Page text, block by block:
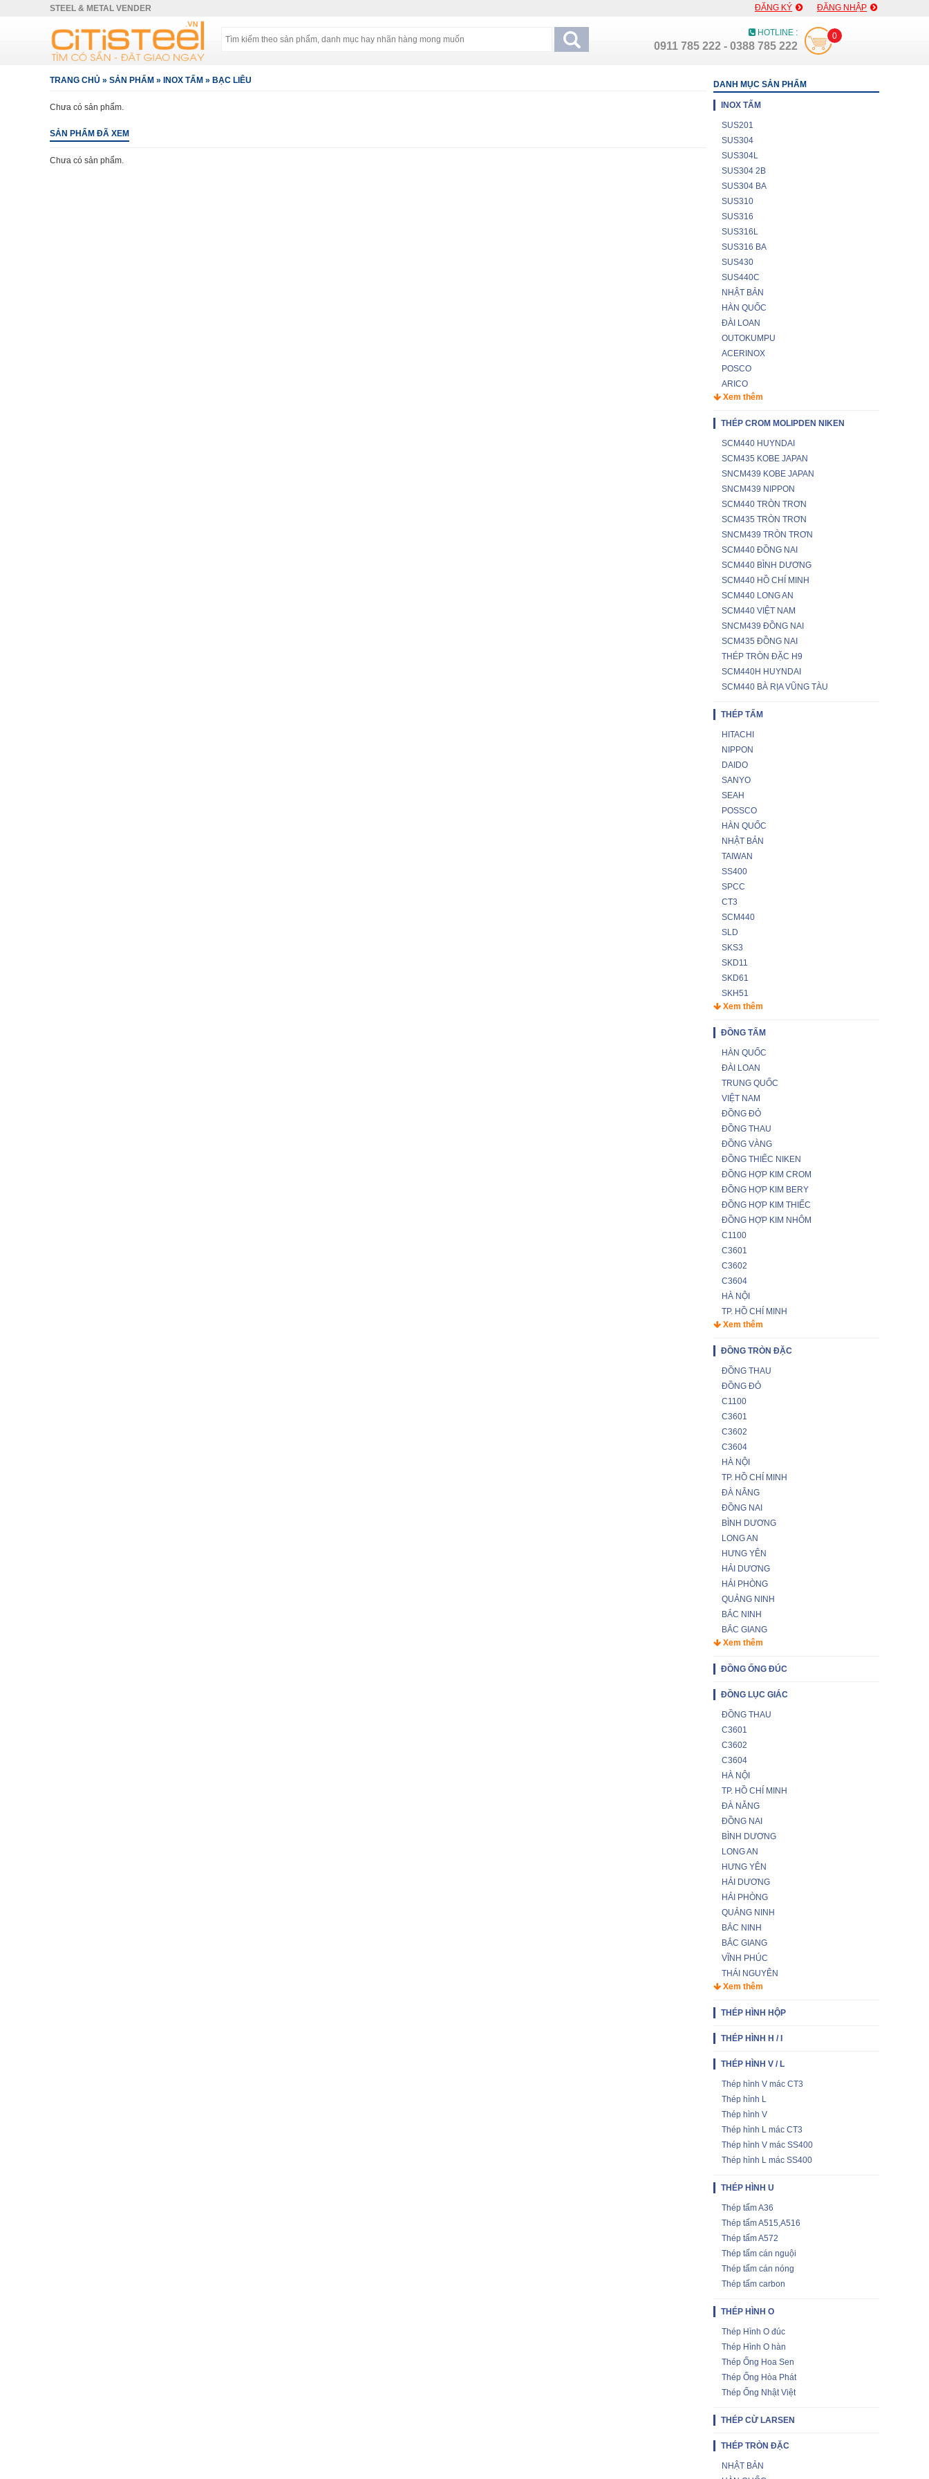
STEEL & METAL VENDER ĐĂNG KÝ ĐĂNG NHẬP
HOTLINE :
0911 785 222 - 0388 785 222
0
TRANG CHỦ » SẢN PHẨM » INOX TẤM » BẠC LIÊU
Chưa có sản phẩm.
SẢN PHẨM ĐÃ XEM
Chưa có sản phẩm.
DANH MỤC SẢN PHẨM
INOX TẤM
SUS201
SUS304
SUS304L
SUS304 2B
SUS304 BA
SUS310
SUS316
SUS316L
SUS316 BA
SUS430
SUS440C
NHẬT BẢN
HÀN QUỐC
ĐÀI LOAN
OUTOKUMPU
ACERINOX
POSCO
ARICO
Xem thêm
THÉP CROM MOLIPDEN NIKEN
SCM440 HUYNDAI
SCM435 KOBE JAPAN
SNCM439 KOBE JAPAN
SNCM439 NIPPON
SCM440 TRÒN TRƠN
SCM435 TRÒN TRƠN
SNCM439 TRÒN TRƠN
SCM440 ĐỒNG NAI
SCM440 BÌNH DƯƠNG
SCM440 HỒ CHÍ MINH
SCM440 LONG AN
SCM440 VIỆT NAM
SNCM439 ĐỒNG NAI
SCM435 ĐỒNG NAI
THÉP TRÒN ĐẶC H9
SCM440H HUYNDAI
SCM440 BÀ RỊA VŨNG TÀU
THÉP TẤM
HITACHI
NIPPON
DAIDO
SANYO
SEAH
POSSCO
HÀN QUỐC
NHẬT BẢN
TAIWAN
SS400
SPCC
CT3
SCM440
SLD
SKS3
SKD11
SKD61
SKH51
Xem thêm
ĐỒNG TẤM
HÀN QUỐC
ĐÀI LOAN
TRUNG QUỐC
VIỆT NAM
ĐỒNG ĐỎ
ĐỒNG THAU
ĐỒNG VÀNG
ĐỒNG THIẾC NIKEN
ĐỒNG HỢP KIM CROM
ĐỒNG HỢP KIM BERY
ĐỒNG HỢP KIM THIẾC
ĐỒNG HỢP KIM NHÔM
C1100
C3601
C3602
C3604
HÀ NỘI
TP. HỒ CHÍ MINH
Xem thêm
ĐỒNG TRÒN ĐẶC
ĐỒNG THAU
ĐỒNG ĐỎ
C1100
C3601
C3602
C3604
HÀ NỘI
TP. HỒ CHÍ MINH
ĐÀ NẴNG
ĐỒNG NAI
BÌNH DƯƠNG
LONG AN
HƯNG YÊN
HẢI DƯƠNG
HẢI PHÒNG
QUẢNG NINH
BẮC NINH
BẮC GIANG
Xem thêm
ĐỒNG ỐNG ĐÚC
ĐỒNG LỤC GIÁC
ĐỒNG THAU
C3601
C3602
C3604
HÀ NỘI
TP. HỒ CHÍ MINH
ĐÀ NẴNG
ĐỒNG NAI
BÌNH DƯƠNG
LONG AN
HƯNG YÊN
HẢI DƯƠNG
HẢI PHÒNG
QUẢNG NINH
BẮC NINH
BẮC GIANG
VĨNH PHÚC
THÁI NGUYÊN
Xem thêm
THÉP HÌNH HỘP
THÉP HÌNH H / I
THÉP HÌNH V / L
Thép hình V mác CT3
Thép hình L
Thép hình V
Thép hình L mác CT3
Thép hình V mác SS400
Thép hình L mác SS400
THÉP HÌNH U
Thép tấm A36
Thép tấm A515,A516
Thép tấm A572
Thép tấm cán nguội
Thép tấm cán nóng
Thép tấm carbon
THÉP HÌNH O
Thép Hình O đúc
Thép Hình O hàn
Thép Ống Hoa Sen
Thép Ống Hòa Phát
Thép Ống Nhật Việt
THÉP CỪ LARSEN
THÉP TRÒN ĐẶC
NHẬT BẢN